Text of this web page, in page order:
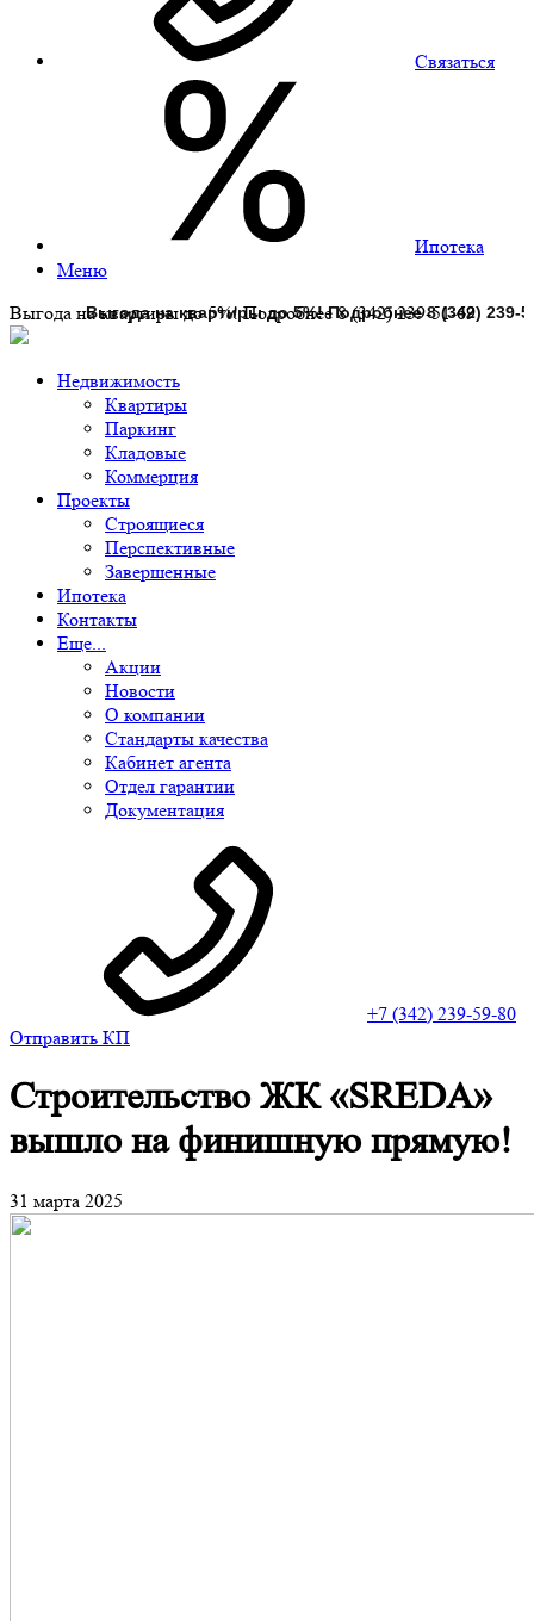
Связаться
Ипотека
Меню
Выгода на квартиры до 5%! Подробнее 8 (342) 239-51-69
Недвижимость
Квартиры
Паркинг
Кладовые
Коммерция
Проекты
Строящиеся
Перспективные
Завершенные
Ипотека
Контакты
Еще...
Акции
Новости
О компании
Стандарты качества
Кабинет агента
Отдел гарантии
Документация
+7 (342) 239-59-80
Отправить КП
Строительство ЖК «SREDA»
вышло на финишную прямую!
31 марта 2025